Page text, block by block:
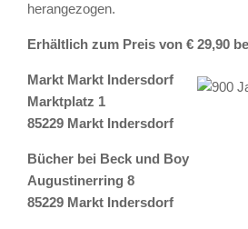
herangezogen.
Erhältlich zum Preis von € 29,90
Markt Markt Indersdorf
Marktplatz 1
85229 Markt Indersdorf
Bücher bei Beck und Boy
Augustinerring 8
85229 Markt Indersdorf